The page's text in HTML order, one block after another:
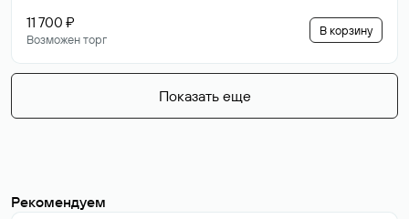
11 700 ₽
Возможен торг
В корзину
Показать еще
Рекомендуем